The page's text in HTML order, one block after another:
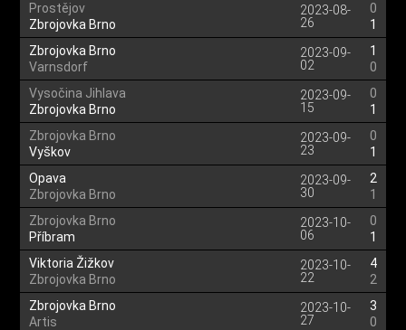
Prostějov
Zbrojovka Brno
2023-08-
26
0
1
Zbrojovka Brno
Varnsdorf
2023-09-
02
1
0
Vysočina Jihlava
Zbrojovka Brno
2023-09-
15
0
1
Zbrojovka Brno
Vyškov
2023-09-
23
0
1
Opava
Zbrojovka Brno
2023-09-
30
2
1
Zbrojovka Brno
Příbram
2023-10-
06
0
1
Viktoria Žižkov
Zbrojovka Brno
2023-10-
22
4
2
Zbrojovka Brno
Artis
2023-10-
27
3
0